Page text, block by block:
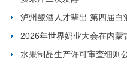
泸州酿酒人才辈出 第四届
2026年世界奶业大会在内蒙
水果制品生产许可审查细则